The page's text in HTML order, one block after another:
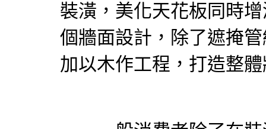
裝潢，美化天花板同
個牆面設計，除了遮掩
加以木作工程，打造整